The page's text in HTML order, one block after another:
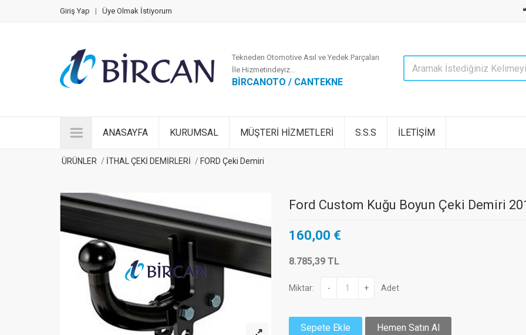
Giriş Yap | Üye Olmak İstiyorum ❝
Tekneden Otomotive Asıl ve Yedek Parçaları
İle Hizmetindeyiz...
BİRCANOTO / CANTEKNE
ANASAYFA KURUMSAL MÜŞTERİ HİZMETLERİ S.S.S İLETİŞİM
ÜRÜNLER İTHAL ÇEKİ DEMİRLERİ FORD Çeki Demiri
Ford Custom Kuğu Boyun Çeki Demiri
160,00 €
8.785,39 TL
Miktar: - + Adet
Sepete Ekle Hemen Satın Al